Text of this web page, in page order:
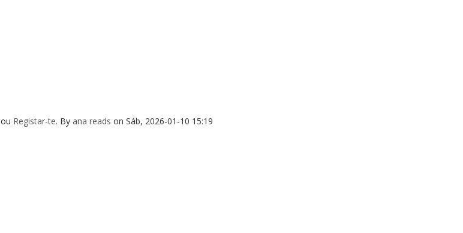
ou Registar-te. By ana reads on Sáb, 2026-01-10 15:19